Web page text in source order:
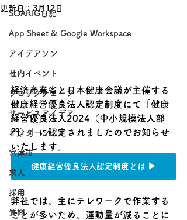
SOARIG日記
App Sheet & Google Workspace
アイデアソン
社内イベント
ブロックチェーン
サービスアイデア
インターン
宮津市
求人
採用
質問
更新日：3月12日
経済産業省と日本健康会議が主催する
健康経営優良法人認定制度にて「健康
経営優良法人2024（中小規模法人部
門）」に認定されましたのでお知らせ
いたします。
健康経営優良法人認定制度とは ▶
弊社では、主にテレワークで作業する
ことが多いため、運動量が減ることに